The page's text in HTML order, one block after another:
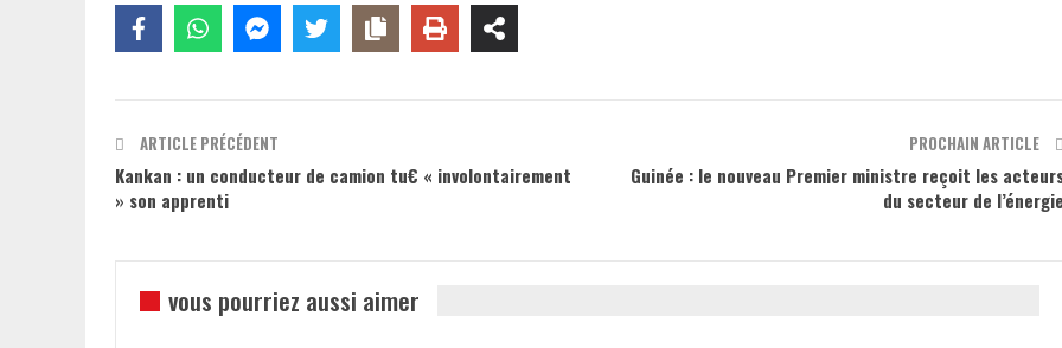
ARTICLE PRÉCÉDENT
Kankan : un conducteur de camion tu€ « involontairement
» son apprenti
PROCHAIN ARTICLE
Guinée : le nouveau Premier ministre reçoit les
du secteur de
vous pourriez aussi aimer